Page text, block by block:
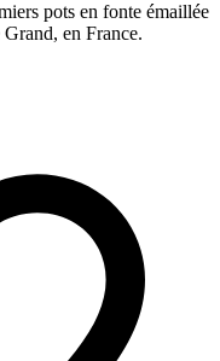
pots en fonte émaillée
en France.